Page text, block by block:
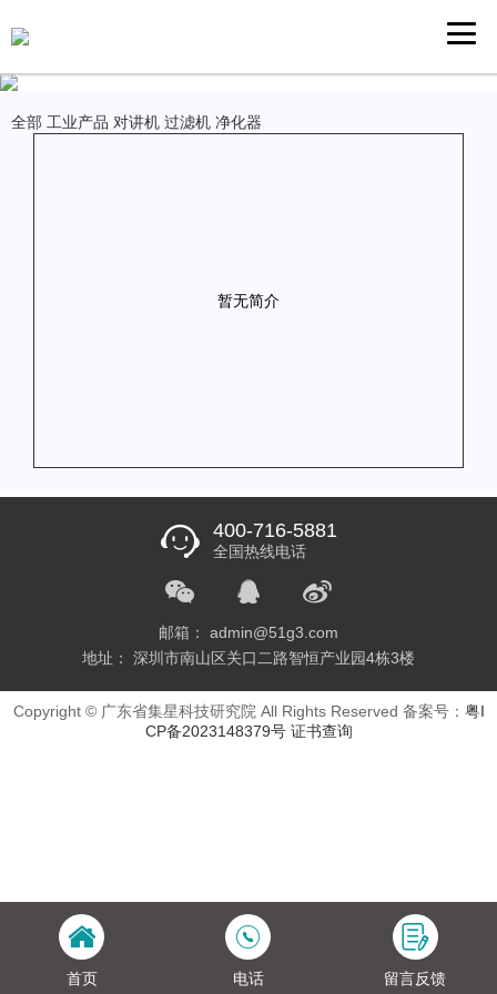
全部 工业产品 对讲机 过滤机 净化器
暂无简介
400-716-5881
全国热线电话
邮箱： admin@51g3.com
地址： 深圳市南山区关口二路智恒产业园4栋3楼
Copyright © 广东省集星科技研究院 All Rights Reserved 备案号： 粤I
CP备2023148379号 证书查询
首页 电话 留言反馈